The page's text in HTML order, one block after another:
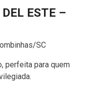
ESTE –
SC
perfeita para quem